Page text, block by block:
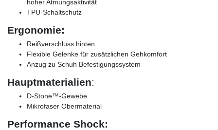
hoher Atmungsaktivität
TPU-Schaltschutz
Ergonomie:
Reißverschluss hinten
Flexible Gelenke für zusätzlichen Gehkomfort
Anzug zu Schuh Befestigungssystem
Hauptmaterialien:
D-Stone™-Gewebe
Mikrofaser Obermaterial
Performance Shock: